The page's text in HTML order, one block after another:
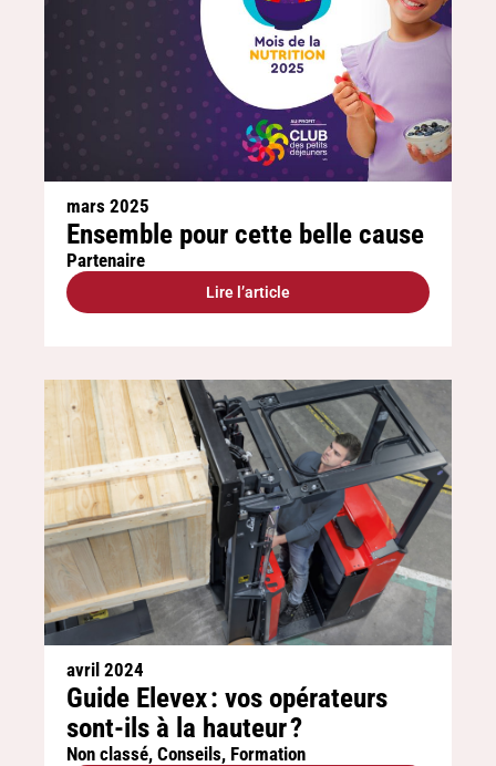
mars 2025
Ensemble pour cette belle cause
Partenaire
Lire l’article
avril 2024
Guide Elevex : vos opérateurs
sont-ils à la hauteur ?
Non classé, Conseils, Formation